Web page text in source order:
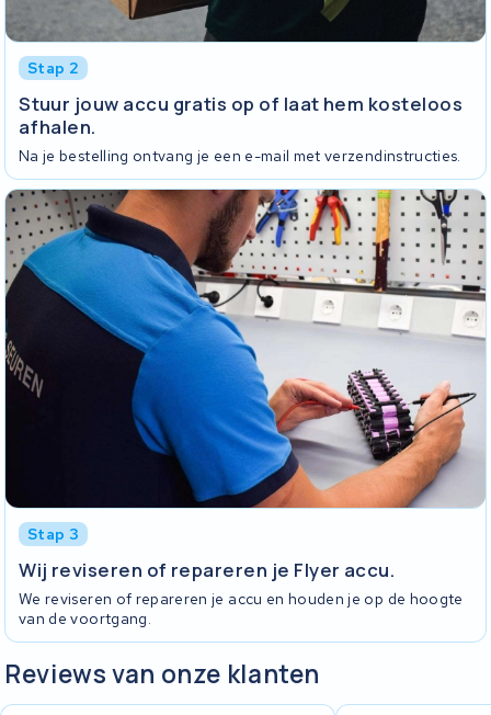
Stap 2
Stuur jouw accu gratis op of laat hem kosteloos
afhalen.
Na je bestelling ontvang je een e-mail met verzendinstructies.
Stap 3
Wij reviseren of repareren je Flyer accu.
We reviseren of repareren je accu en houden je op de hoogte
van de voortgang.
Reviews van onze klanten